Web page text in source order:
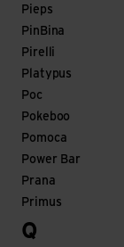
Pieps
PinBina
Pirelli
Platypus
Poc
Pokeboo
Pomoca
Power Bar
Prana
Primus
Q